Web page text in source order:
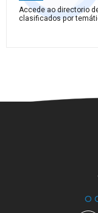
Accede ao directorio
clasificados por
O